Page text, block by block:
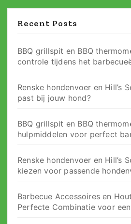
Recent Posts
BBQ grillspit en BBQ
controle tijdens het
Renske hondenvoer en Hill’s
past bij jouw hond?
BBQ grillspit en BBQ
hulpmiddelen voor perfect
Renske hondenvoer en Hill’s
kiezen voor passende
Barbecue Accessoires en
Perfecte Combinatie voor